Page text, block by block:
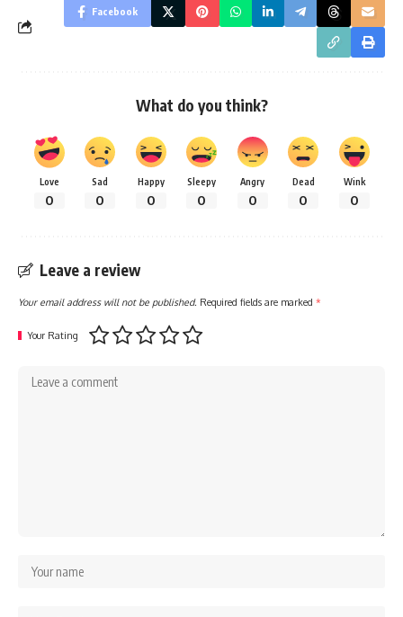
Facebook
What do you think?
Love
0
Sad
0
Happy
0
Sleepy
0
Angry
0
Dead
0
Wink
0
Leave a review
Your email address will not be published. Required fields are marked *
Your Rating